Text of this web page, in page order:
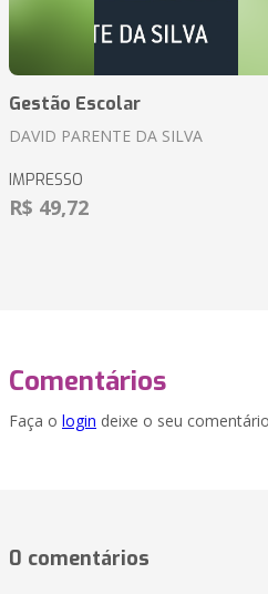
Gestão Escolar
DAVID PARENTE DA SILVA
IMPRESSO
R$ 49,72
Comentários
Faça o login deixe o seu
0 comentários